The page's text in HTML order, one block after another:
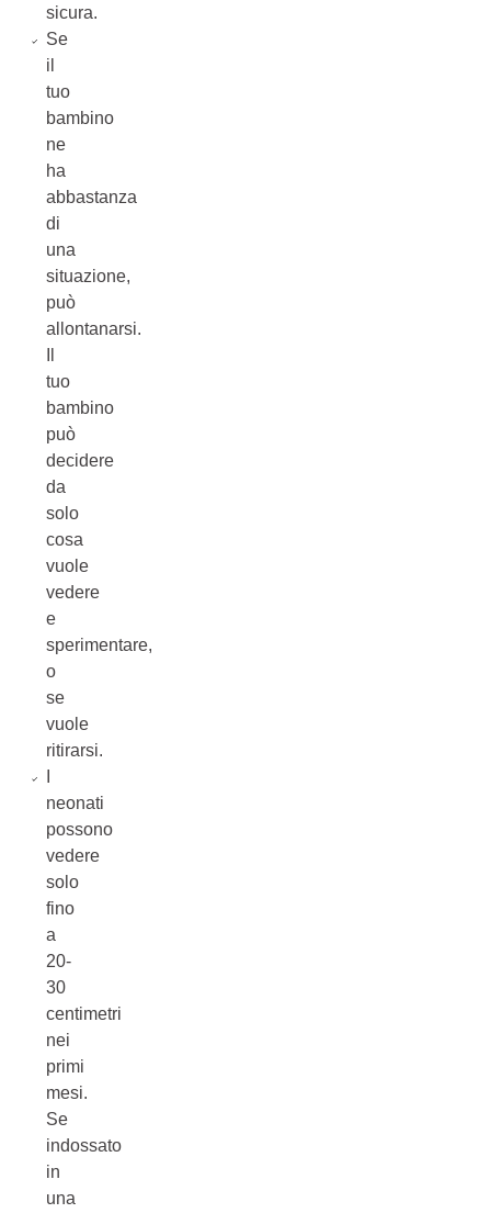
sicura.
Se
il
tuo
bambino
ne
ha
abbastanza
di
una
situazione,
può
allontanarsi.
tuo
bambino
può
decidere
da
solo
cosa
vuole
vedere
e
sperimentare,
o
se
vuole
ritirarsi.
neonati
possono
vedere
solo
fino
a
20-
30
centimetri
nei
primi
mesi.
Se
indossato
in
una